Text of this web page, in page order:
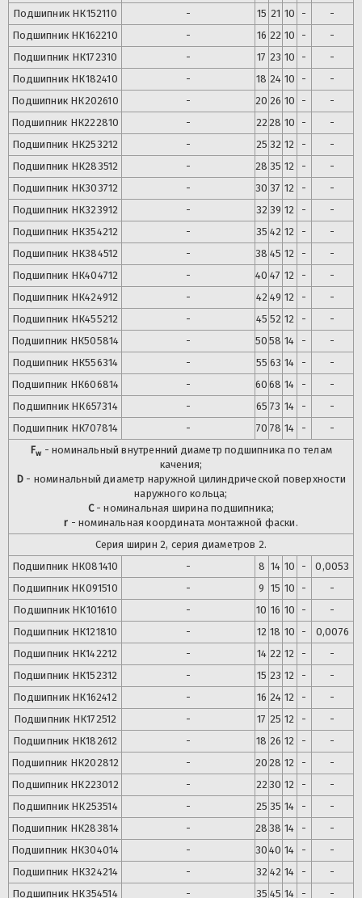
Подшипник НК152110 - 15 21 10 -
-
Подшипник НК162210 - 16 22 10 -
-
Подшипник НК172310 - 17 23 10 -
-
Подшипник НК182410 - 18 24 10 -
-
Подшипник НК202610 - 20 26 10 -
-
Подшипник НК222810 - 2228 10 -
-
Подшипник НК253212 - 25 32 12 -
-
Подшипник НК283512 - 28 35 12 -
-
Подшипник НК303712 - 30 37 12 -
-
Подшипник НК323912 - 32 39 12 -
-
Подшипник НК354212 - 35 42 12 -
-
Подшипник НК384512 - 38 45 12 -
-
Подшипник НК404712 - 40 47 12 -
-
Подшипник НК424912 - 42 49 12 -
-
Подшипник НК455212 - 45 52 12 -
-
Подшипник НК505814 - 50 58 14 -
-
Подшипник НК556314 - 55 63 14 -
-
Подшипник НК606814 - 60 68 14 -
-
Подшипник НК657314 - 65 73 14 -
-
Подшипник НК707814 - 70 78 14 -
-
Fw - номинальный внутренний диаметр подшипника по телам
качения;
D - номинальный диаметр наружной цилиндрической поверхности
наружного кольца;
C- номинальная ширина подшипника;
r - номинальная координата монтажной фаски.
Серия ширин 2, серия диаметров 2.
Подшипник НК081410 - 8 14 10 -
0,0053
Подшипник НК091510 - 9 15 10 -
-
Подшипник НК101610 - 10 16 10 -
-
Подшипник НК121810 - 12 18 10 -
0,0076
Подшипник НК142212 - 14 22 12 -
-
Подшипник НК152312 - 15 23 12 -
-
Подшипник НК162412 - 16 24 12 -
-
Подшипник НК172512 - 17 25 12 -
-
Подшипник НК182612 - 18 26 12 -
-
Подшипник НК202812 - 20 28 12 -
-
Подшипник НК223012 - 2230 12 -
-
Подшипник НК253514 - 25 35 14 -
-
Подшипник НК283814 - 28 38 14 -
-
Подшипник НК304014 - 30 40 14 -
-
Подшипник НК324214 - 32 42 14 -
-
Подшипник НК354514 - 35 45 14 -
-